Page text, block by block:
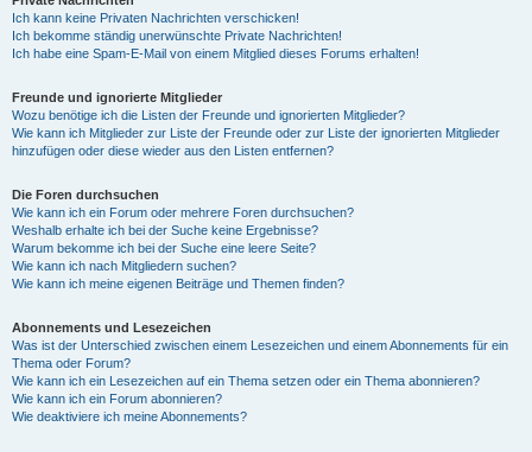
Ich kann keine Privaten Nachrichten verschicken!
Ich bekomme ständig unerwünschte Private Nachrichten!
Ich habe eine Spam-E-Mail von einem Mitglied dieses Forums erhalten!
Freunde und ignorierte Mitglieder
Wozu benötige ich die Listen der Freunde und ignorierten Mitglieder?
Wie kann ich Mitglieder zur Liste der Freunde oder zur Liste der ignorierten Mitglieder
hinzufügen oder diese wieder aus den Listen entfernen?
Die Foren durchsuchen
Wie kann ich ein Forum oder mehrere Foren durchsuchen?
Weshalb erhalte ich bei der Suche keine Ergebnisse?
Warum bekomme ich bei der Suche eine leere Seite?
Wie kann ich nach Mitgliedern suchen?
Wie kann ich meine eigenen Beiträge und Themen finden?
Abonnements und Lesezeichen
Was ist der Unterschied zwischen einem Lesezeichen und einem Abonnements für ein
Thema oder Forum?
Wie kann ich ein Lesezeichen auf ein Thema setzen oder ein Thema abonnieren?
Wie kann ich ein Forum abonnieren?
Wie deaktiviere ich meine Abonnements?